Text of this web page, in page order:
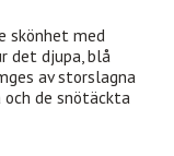
skönhet med
det djupa, blå
av storslagna
och de snötäckta